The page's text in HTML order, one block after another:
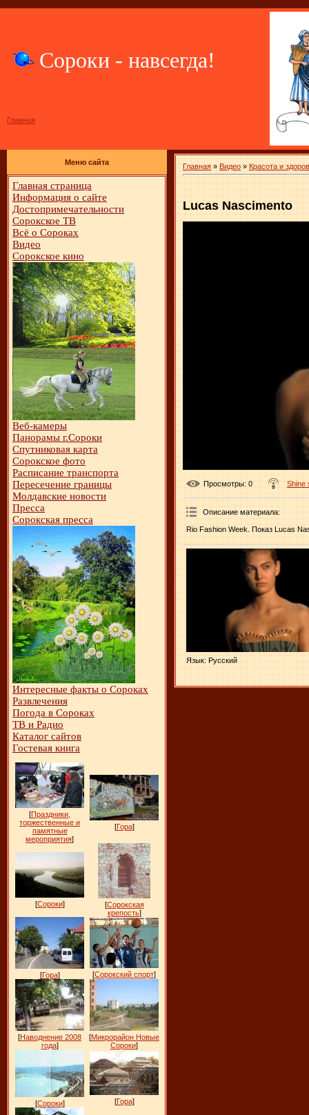
Сороки - навсегда!
Главная
Меню сайта
Главная страница
Информация о сайте
Достопримечательности
Сорокское ТВ
Всё о Сороках
Видео
Сорокское кино
Веб-камеры
Панорамы г.Сороки
Спутниковая карта
Сорокское фото
Расписание транспорта
Пересечение границы
Молдавские новости
Пресса
Сорокская пресса
Интересные факты о Сороках
Развлечения
Погода в Сороках
ТВ и Радио
Каталог сайтов
Гостевая книга
[Праздники,
торжественные и
памятные
мероприятия]
[Гора]
[Сороки] [Сорокская
крепость]
[Гора] [Сорокский спорт]
[Наводнение 2008
года]
[Микрорайон Новые
Сороки]
[Сороки] [Гора]
Главная » Видео » Красота и
Lucas Nascimento
Просмотры: 0 Shine
Описание материала:
Rio Fashion Week. Показ Lucas
Язык: Русский